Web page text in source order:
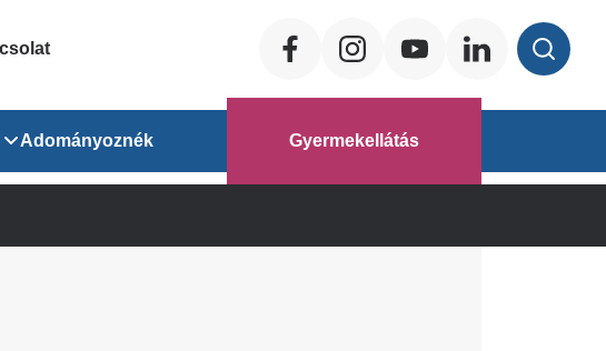
Social
Adományoznék Gyermekellátás